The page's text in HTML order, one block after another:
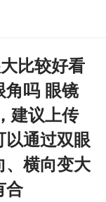
比较好看
角吗 眼镜
建议上传
以通过双眼
、横向变大
合